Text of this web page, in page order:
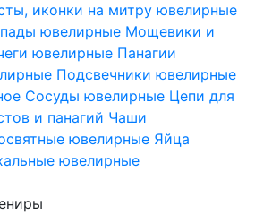
иконки на митру ювелирные
ювелирные Мощевики и
ювелирные Панагии
Подсвечники ювелирные
Сосуды ювелирные Цепи для
и панагий Чаши
ювелирные Яйца
ювелирные